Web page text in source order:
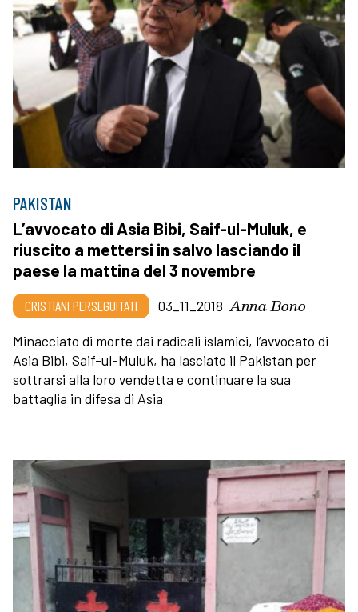
PAKISTAN
L’avvocato di Asia Bibi, Saif-ul-Muluk, e
riuscito a mettersi in salvo lasciando il
paese la mattina del 3 novembre
CRISTIANI PERSEGUITATI 03_11_2018 Anna Bono
Minacciato di morte dai radicali islamici, l’avvocato di
Asia Bibi, Saif-ul-Muluk, ha lasciato il Pakistan per
sottrarsi alla loro vendetta e continuare la sua
battaglia in difesa di Asia